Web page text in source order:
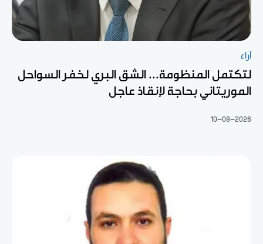
آراء
لتكتمل المنظومة... الشق البري لخفر السواحل
الموريتاني بحاجة لإنقاذ عاجل
10-08-2026